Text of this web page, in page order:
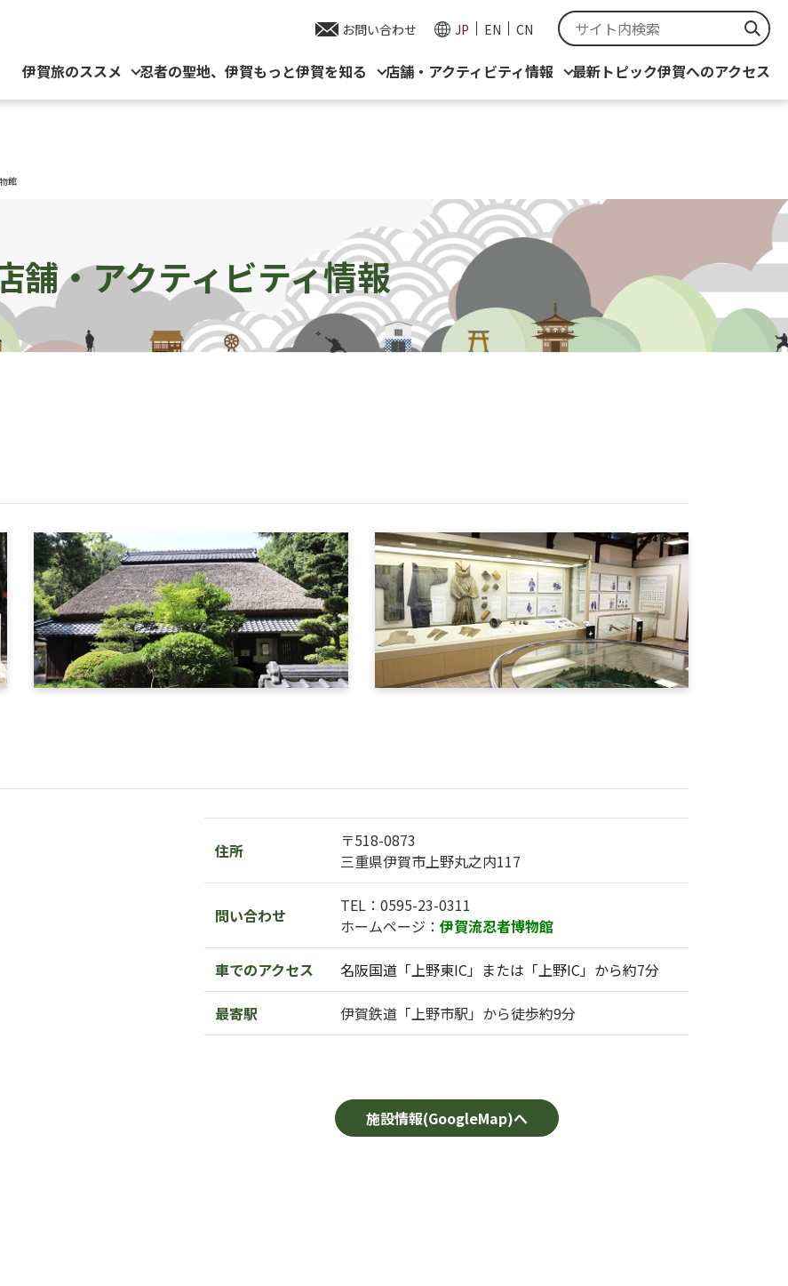
お問い合わせ JP EN CN
伊賀旅のススメ 忍者の聖地、伊賀もっと伊賀を知る 店舗・アクティビティ情報 最新トピック伊賀へのアクセス
館
舗・アクティビティ情報
住所
〒518-0873
三重県伊賀市上野丸之内117
問い合わせ
TEL：0595-23-0311
ホームページ： 伊賀流忍者博物館
車でのアクセス 名阪国道「上野東IC」または「上野IC」から約7分
最寄駅 伊賀鉄道「上野市駅」から徒歩約9分
施設情報(GoogleMap)へ